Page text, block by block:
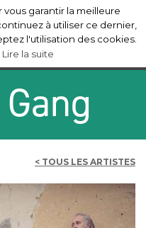
< TOUS LES ARTISTES
garantir la meilleure
à utiliser ce dernier,
l'utilisation des cookies.
Lire la suite